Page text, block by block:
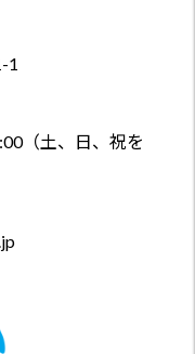
1
（土、日、祝を